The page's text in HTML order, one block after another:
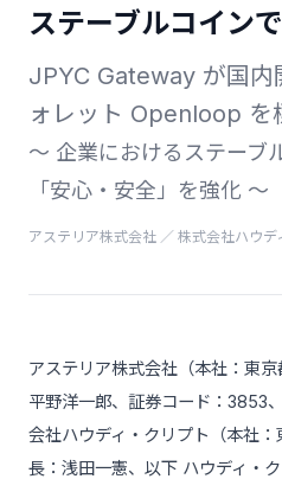
ステーブルコイン
JPYC Gateway が国内
ォレット Openloop を
〜 企業におけるステーブ
「安心・安全」を強化 〜
アステリア株式会社 ／ 株式会社ハウデ
アステリア株式会社（本社：東
平野洋一郎、証券コード：3853
会社ハウディ・クリプト（本社
長：浅田一憲、以下 ハウディ・